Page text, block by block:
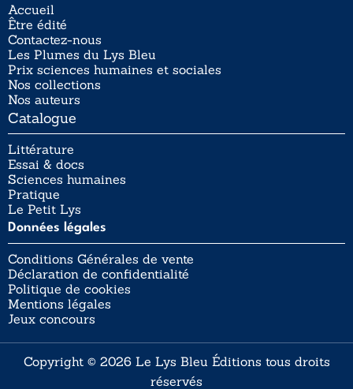
Accueil
Être édité
Contactez-nous
Les Plumes du Lys Bleu
Prix sciences humaines et sociales
Nos collections
Nos auteurs
Catalogue
Littérature
Essai & docs
Sciences humaines
Pratique
Le Petit Lys
Données légales
Conditions Générales de vente
Déclaration de confidentialité
Politique de cookies
Mentions légales
Jeux concours
Copyright © 2026 Le Lys Bleu Éditions tous droits
réservés